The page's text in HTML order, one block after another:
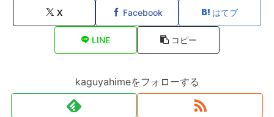
X Facebook はてブ
LINE コピー
kaguyahimeをフォローする